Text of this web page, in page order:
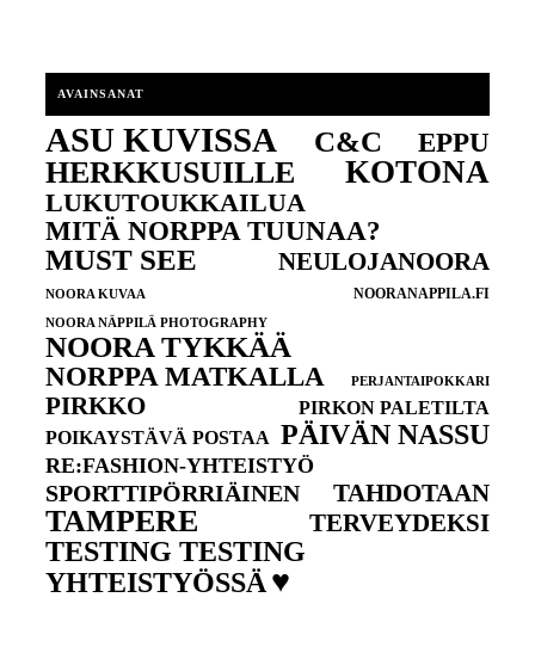
AVAINSANAT
ASU KUVISSA C&C EPPU
HERKKUSUILLE KOTONA
LUKUTOUKKAILUA
MITÄ NORPPA TUUNAA?
MUST SEE NEULOJANOORA
NOORA KUVAA NOORANAPPILA.FI
NOORA NÄPPILÄ PHOTOGRAPHY
NOORA TYKKÄÄ
NORPPA MATKALLA PERJANTAIPOKKARI
PIRKKO
PIRKON PALETILTA
POIKAYSTÄVÄ POSTAA PÄIVÄN NASSU
RE:FASHION-YHTEISTYÖ
SPORTTIPÖRRIÄINEN TAHDOTAAN
TAMPERE TERVEYDEKSI
TESTING TESTING
YHTEISTYÖSSÄ♥